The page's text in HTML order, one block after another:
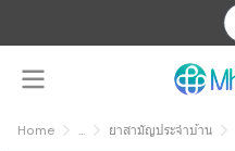
Home ... ยาสามัญประจำบ้าน